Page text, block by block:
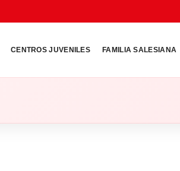
CENTROS JUVENILES FAMILIA SALESIANA